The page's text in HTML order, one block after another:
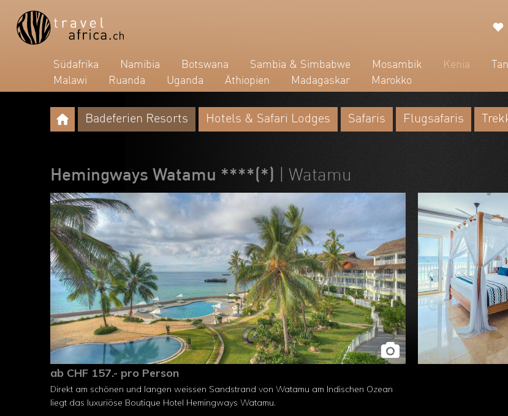
Südafrika Namibia Botswana Sambia & Simbabwe Mosambik Kenia
Malawi
Ruanda Uganda Äthiopien Madagaskar Marokko
Badeferien Resorts Hotels & Safari Lodges Safaris Flugsafaris
Hemingways Watamu ****(*) | Watamu
ab CHF 157.- pro Person
Direkt am schönen und langen weissen Sandstrand von Watamu am Indischen Ozean
liegt das luxuriöse Boutique Hotel Hemingways Watamu.